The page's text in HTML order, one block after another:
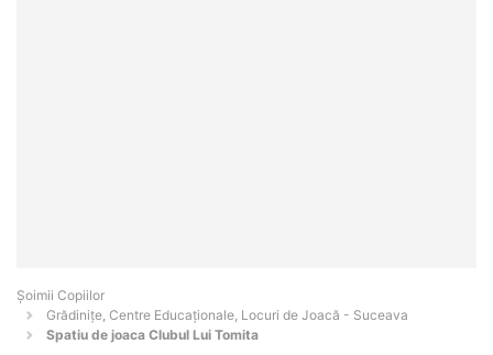
Șoimii Copiilor
Grădinițe, Centre Educaționale, Locuri de Joacă - Suceava
Spatiu de joaca Clubul Lui Tomita